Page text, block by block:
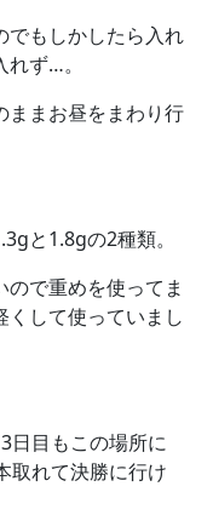
でもしかしたら入れ
ず…。
ままお昼をまわり行
と1.8gの2種類。
で重めを使ってま
くして使っていまし
日目もこの場所に
取れて決勝に行け